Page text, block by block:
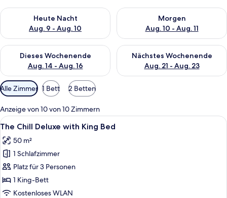
Heute Nacht
Aug. 9 - Aug. 10
Überprüfe die Verfügbarkeit für heute Nacht, Aug. 9 - Aug.
Morgen
Aug. 10 - Aug. 11
Überprüfe die Verfügbarkeit
Dieses Wochenende
Aug. 14 - Aug. 16
Überprüfe die Verfügbarkeit für dieses Wochenende, Aug. 14
Nächstes Wochenende
Aug. 21 - Aug. 23
Überprüfe die Verfügbarkeit
Verfügbare
Filter
für
Zimmer
Alle Zimmer 1 Bett 2 Betten
Anzeige von 10 von 10 Zimmern
Alle
Fotos
für
The
Chill
Deluxe
with
The Chill Deluxe with King Bed |
5
The Chill Deluxe with King Bed
50 m²
1 Schlafzimmer
Platz für 3 Personen
1 King-Bett
Kostenloses WLAN